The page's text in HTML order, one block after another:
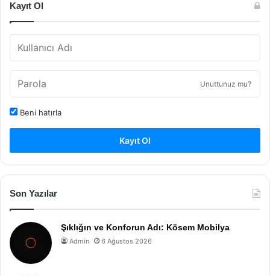
Kayıt Ol
Unuttunuz mu?
Beni hatırla
Kayıt Ol
Son Yazılar
Şıklığın ve Konforun Adı: Kösem Mobilya
Admin 6 Ağustos 2026